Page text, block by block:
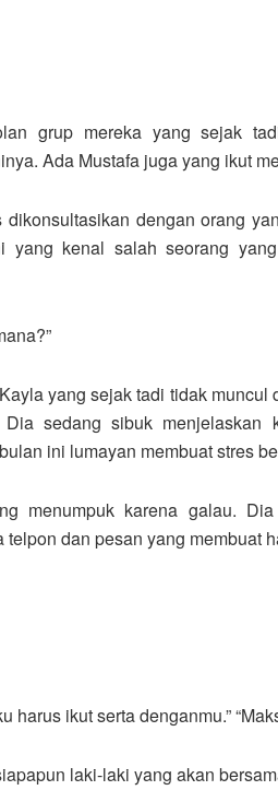
grup mereka yang sejak
Ada Mustafa juga yang ikut
dengan orang
yang kenal salah seorang
yang sejak tadi tidak
sedang sibuk menjelaskan
ini lumayan membuat stres
menumpuk karena galau.
telpon dan pesan yang membuat
harus ikut serta denganmu.”
laki-laki yang akan